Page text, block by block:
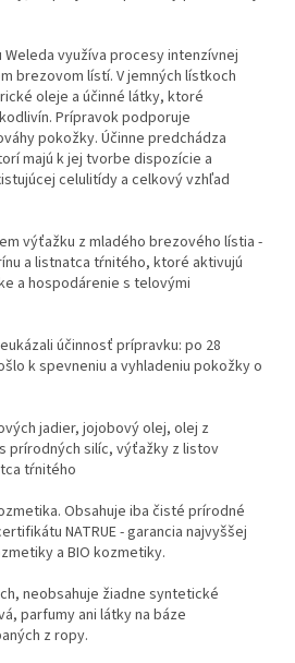
využíva procesy intenzívnej
brezovom lístí. V jemných lístkoch
oleje a účinné látky, ktoré
Prípravok podporuje
pokožky. Účinne predchádza
majú k jej tvorbe dispozície a
celulitídy a celkový vzhľad
výťažku z mladého brezového lístia -
a listnatca tŕnitého, ktoré aktivujú
a hospodárenie s telovými
účinnosť prípravku: po 28
k spevneniu a vyhladeniu pokožky o
jadier, jojobový olej, olej z
prírodných silíc, výťažky z listov
tŕnitého
Obsahuje iba čisté prírodné
NATRUE - garancia najvyššej
a BIO kozmetiky.
neobsahuje žiadne syntetické
parfumy ani látky na báze
z ropy.